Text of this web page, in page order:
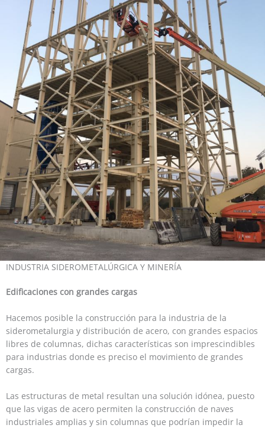
INDUSTRIA SIDEROMETALÚRGICA Y MINERÍA
Edificaciones con grandes cargas
Hacemos posible la construcción para la industria de la
siderometalurgia y distribución de acero, con grandes espacios
libres de columnas, dichas características son imprescindibles
para industrias donde es preciso el movimiento de grandes
cargas.
Las estructuras de metal resultan una solución idónea, puesto
que las vigas de acero permiten la construcción de naves
industriales amplias y sin columnas que podrían impedir la